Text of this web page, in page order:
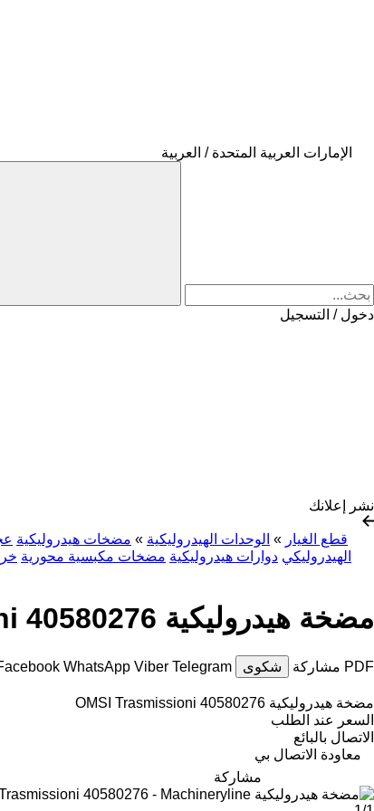
الإمارات العربية المتحدة / العربية
دخول / التسجيل
نشر إعلانك
قطع الغيار » الوحدات الهيدروليكية » مضخات هيدروليكية
الهيدروليكي دوارات هيدروليكية مضخات مكبسية محورية
مضخة هيدروليكية OMSI Trasmissioni 40580276
PDF مشاركة شكوى WhatsApp Viber Telegram
مضخة هيدروليكية OMSI Trasmissioni 40580276
السعر عند الطلب
الاتصال بالبائع
معاودة الاتصال بي
مشاركة